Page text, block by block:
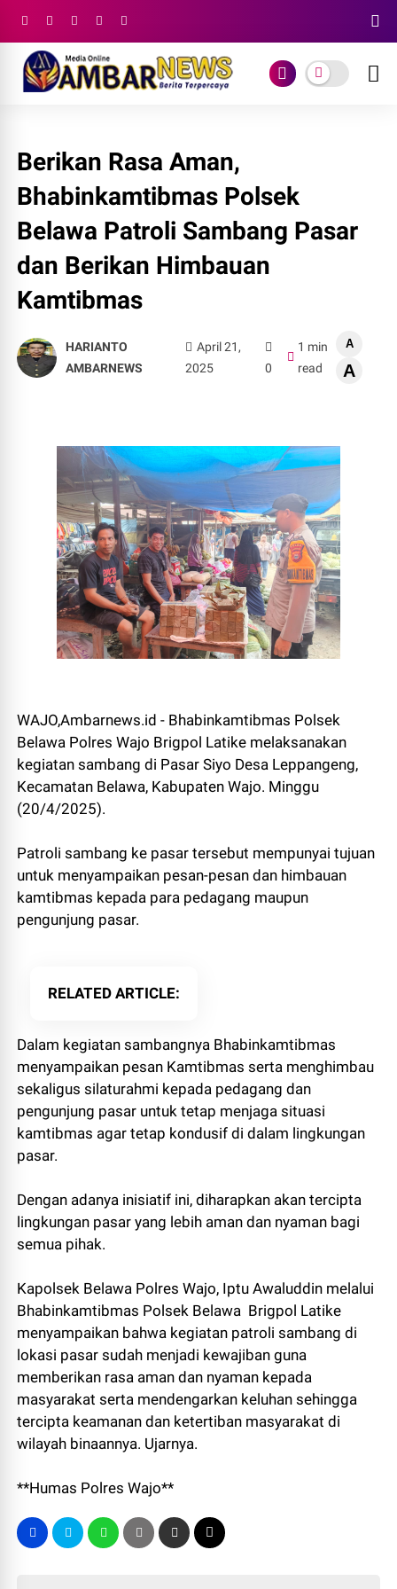
Berikan Rasa Aman,
Bhabinkamtibmas Polsek
Belawa Patroli Sambang Pasar
dan Berikan Himbauan
Kamtibmas
HARIANTO
AMBARNEWS
April 21,
2025
0
1 min
read
A
A
WAJO,Ambarnews.id - Bhabinkamtibmas Polsek
Belawa Polres Wajo Brigpol Latike melaksanakan
kegiatan sambang di Pasar Siyo Desa Leppangeng,
Kecamatan Belawa, Kabupaten Wajo. Minggu
(20/4/2025).
Patroli sambang ke pasar tersebut mempunyai tujuan
untuk menyampaikan pesan-pesan dan himbauan
kamtibmas kepada para pedagang maupun
pengunjung pasar.
RELATED ARTICLE
Dalam kegiatan sambangnya Bhabinkamtibmas
menyampaikan pesan Kamtibmas serta menghimbau
sekaligus silaturahmi kepada pedagang dan
pengunjung pasar untuk tetap menjaga situasi
kamtibmas agar tetap kondusif di dalam lingkungan
pasar.
Dengan adanya inisiatif ini, diharapkan akan tercipta
lingkungan pasar yang lebih aman dan nyaman bagi
semua pihak.
Kapolsek Belawa Polres Wajo, Iptu Awaluddin melalui
Bhabinkamtibmas Polsek Belawa Brigpol Latike
menyampaikan bahwa kegiatan patroli sambang di
lokasi pasar sudah menjadi kewajiban guna
memberikan rasa aman dan nyaman kepada
masyarakat serta mendengarkan keluhan sehingga
tercipta keamanan dan ketertiban masyarakat di
wilayah binaannya. Ujarnya.
**Humas Polres Wajo**